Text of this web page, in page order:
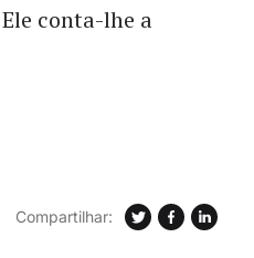
conta-lhe a
Compartilhar: